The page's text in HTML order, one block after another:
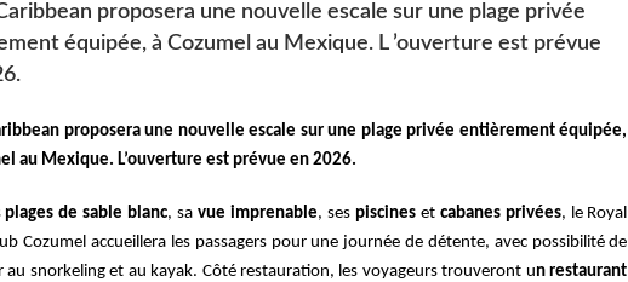
proposera une nouvelle escale sur une plage privée
équipée, à Cozumel au Mexique. L ’ouverture est prévue
proposera une nouvelle escale sur une plage privée entièrement équipée,
au Mexique. L’ouverture est prévue en 2026.
plages de sable blanc, sa vue imprenable, ses piscines etcabanes privées, le Royal
Cozumel accueillera les passagers pour une journée de détente, avec possibilité de
au snorkeling et au kayak. Côté restauration, les voyageurs trouveront un restaurant